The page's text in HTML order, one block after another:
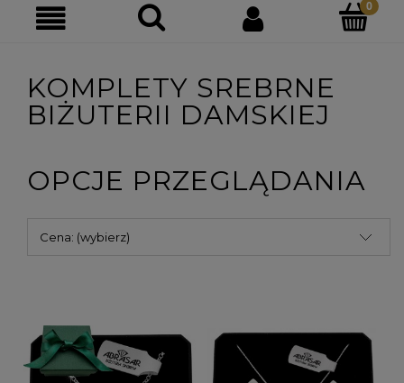
KOMPLETY SREBRNE
BIŻUTERII DAMSKIEJ
OPCJE PRZEGLĄDANIA
Cena: (wybierz)